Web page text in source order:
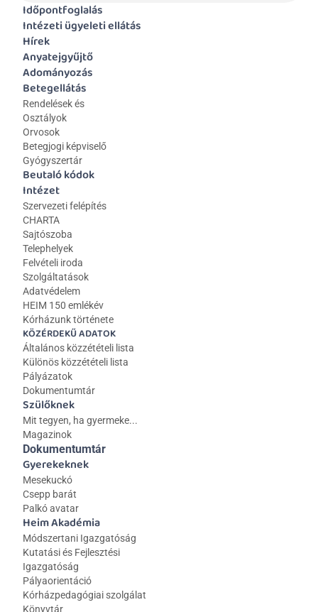
Időpontfoglalás
Intézeti ügyeleti ellátás
Hírek
Anyatejgyűjtő
Adományozás
Betegellátás
Rendelések és
Osztályok
Orvosok
Betegjogi képviselő
Gyógyszertár
Beutaló kódok
Intézet
Szervezeti felépítés
CHARTA
Sajtószoba
Telephelyek
Felvételi iroda
Szolgáltatások
Adatvédelem
HEIM 150 emlékév
Kórházunk története
KÖZÉRDEKŰ ADATOK
Általános közzétételi lista
Különös közzétételi lista
Pályázatok
Dokumentumtár
Szülőknek
Mit tegyen, ha gyermeke...
Magazinok
Gyerekeknek
Mesekuckó
Csepp barát
Palkó avatar
Heim Akadémia
Módszertani Igazgatóság
Kutatási és Fejlesztési
Igazgatóság
Pályaorientáció
Kórházpedagógiai szolgálat
Könyvtár
Dokumentumtár